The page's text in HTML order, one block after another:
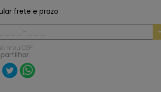
frete e prazo
meu CEP